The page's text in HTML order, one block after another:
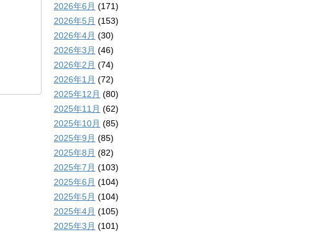
2026年6月 (171)
2026年5月 (153)
2026年4月 (30)
2026年3月 (46)
2026年2月 (74)
2026年1月 (72)
2025年12月 (80)
2025年11月 (62)
2025年10月 (85)
2025年9月 (85)
2025年8月 (82)
2025年7月 (103)
2025年6月 (104)
2025年5月 (104)
2025年4月 (105)
2025年3月 (101)